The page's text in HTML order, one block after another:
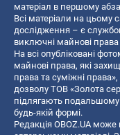
матеріал в першому
Всі матеріали на цьому
дослідження – є
виключні майнові
На всі опубліковані
майнові права, які
права та суміжні
дозволу ТОВ «Золота
підлягають
будь-якій формі.
Редакція OBOZ.UA може